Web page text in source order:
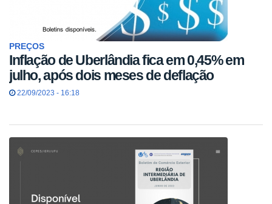
PREÇOS
Inflação de Uberlândia fica em 0,45% em
julho, após dois meses de deflação
22/09/2023 - 16:18